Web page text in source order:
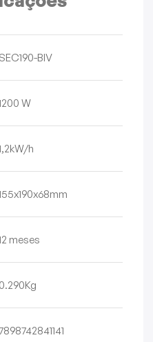
SEC190-BIV
W
h
meses
0.290Kg